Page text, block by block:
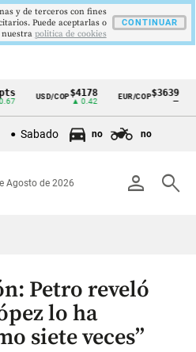
USD/COP$4178
▲ 0.42
EUR/COP$3639
—
Sabado no no
person search
Agosto de 2026
Petro reveló
lo ha
siete veces”
y de terceros con fines
Puede aceptarlas o
politica de cookies
CONTINUAR